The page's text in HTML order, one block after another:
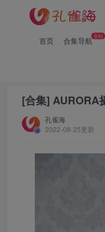
首页 合集导航全站
(2/2)每日凌晨0点主动查
(1/2)永久发布，备用网
[合集] AURORA
孔雀海
2022-08-25更新